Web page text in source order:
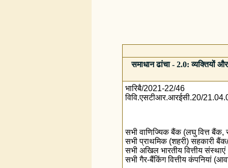
समाधान ढांचा - 2.0: व्यक्तियों
भारिबै/2021-22/46
विवि.एसटीआर.आरईसी.20/
सभी वाणिज्यिक बैंक (लघु वित्त बैंक,
सभी प्राथमिक (शहरी) सहकारी
सभी अखिल भारतीय वित्तीय संस्थाएं
सभी गैर-बैंकिंग वित्तीय कंपनियां